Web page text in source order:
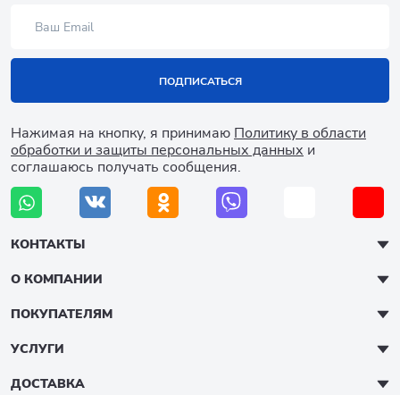
ПОДПИСАТЬСЯ
Нажимая на кнопку, я принимаю Политику в области
обработки и защиты персональных данных и
соглашаюсь получать сообщения.
КОНТАКТЫ
О КОМПАНИИ
ПОКУПАТЕЛЯМ
УСЛУГИ
ДОСТАВКА